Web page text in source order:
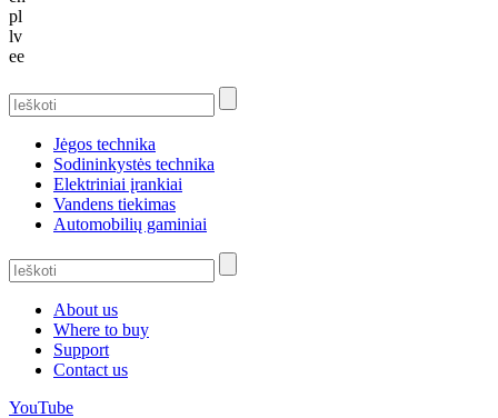
pl
lv
ee
Jėgos technika
Sodininkystės technika
Elektriniai įrankiai
Vandens tiekimas
Automobilių gaminiai
About us
Where to buy
Support
Contact us
YouTube